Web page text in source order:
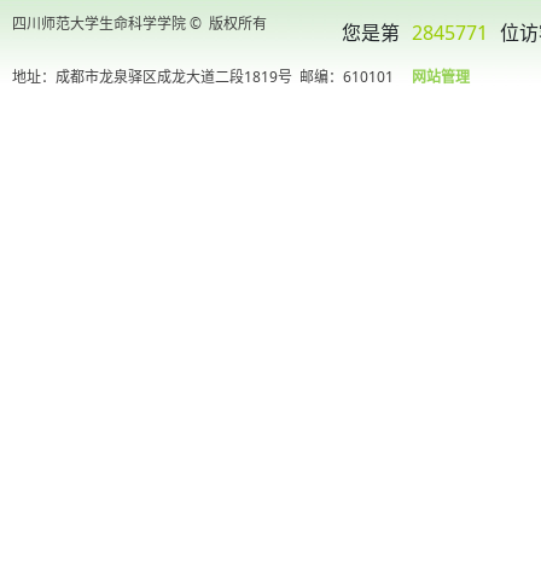
四川师范大学生命科学学院 © 版权所有
地址：成都市龙泉驿区成龙大道二段1819号 邮编：610101 网站管理
您是第 2845771 位